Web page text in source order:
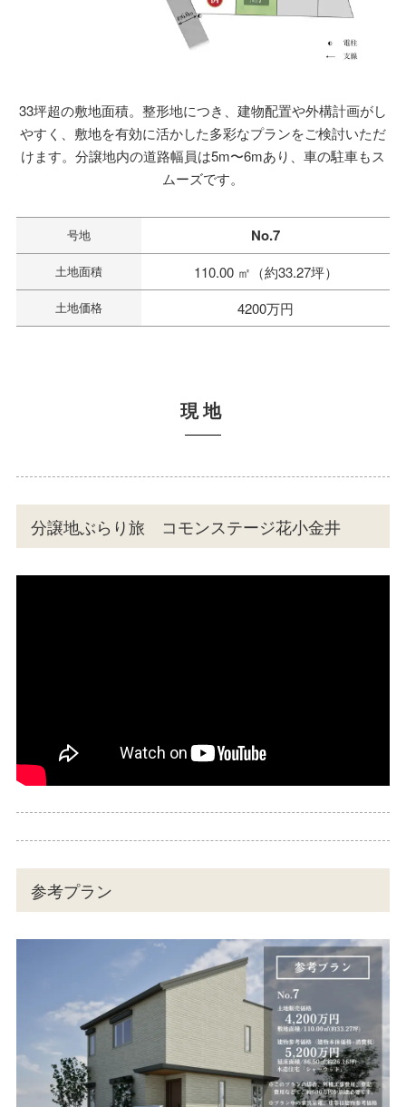
33坪超の敷地面積。整形地につき、建物配置や外構計画がし
やすく、敷地を有効に活かした多彩なプランをご検討いただ
けます。分譲地内の道路幅員は5m〜6mあり、車の駐車もス
ムーズです。
号地 No.7
土地面積 110.00 ㎡（約33.27坪）
土地価格 4200万円
現地
分譲地ぶらり旅 コモンステージ花小金井
参考プラン